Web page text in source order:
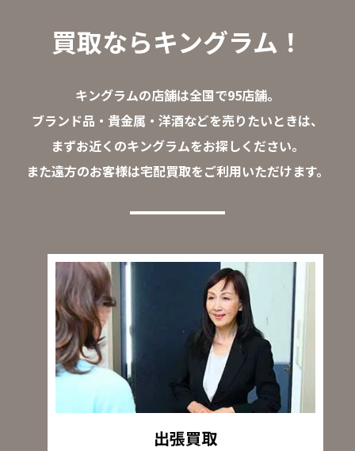
買取ならキングラム！
キングラムの店舗は全国で95店舗。
ブランド品・貴金属・洋酒などを売りたいときは、
まずお近くのキングラムをお探しください。
また遠方のお客様は宅配買取をご利用いただけます。
出張買取